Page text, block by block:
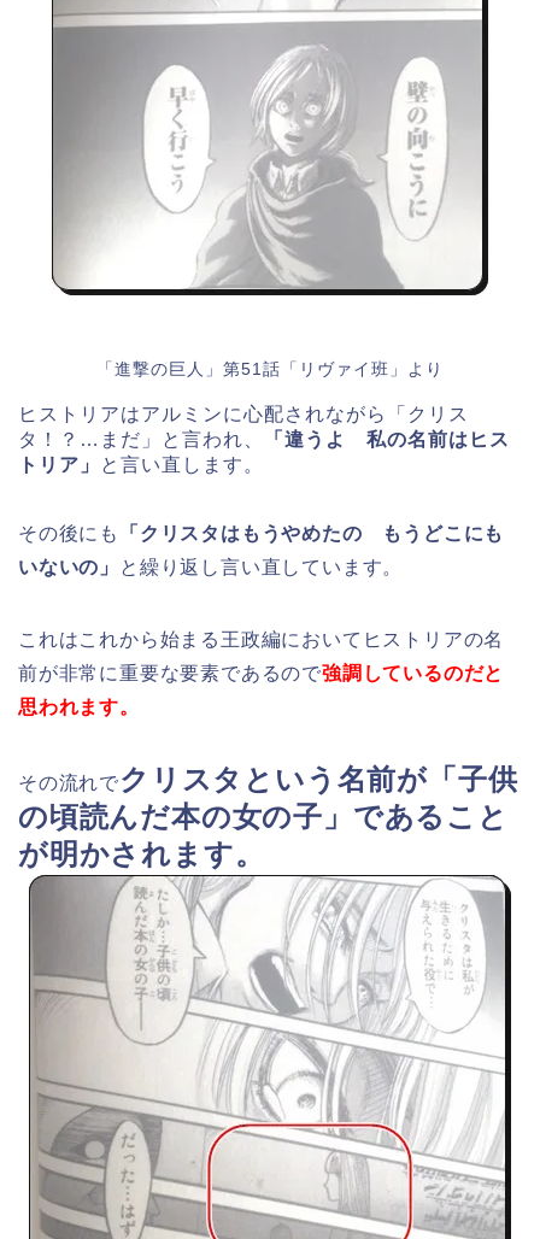
「進撃の巨人」第51話「リヴァイ班」より
ヒストリアはアルミンに心配されながら「クリス
タ！？…まだ」と言われ、
「違うよ 私の名前はヒス
トリア」
と言い直します。
その後にも
「クリスタはもうやめたの もうどこにも
いないの」
と繰り返し言い直しています。
これはこれから始まる王政編においてヒストリアの名
前が非常に重要な要素であるので強調しているのだと
思われます。
その流れでクリスタという名前が「子供
の頃読んだ本の女の子」であること
が明かされます。